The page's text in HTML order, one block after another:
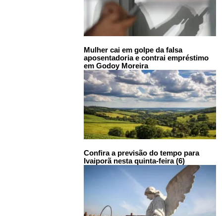
Mulher cai em golpe da falsa
aposentadoria e contrai empréstimo
em Godoy Moreira
Confira a previsão do tempo para
Ivaiporã nesta quinta-feira (6)